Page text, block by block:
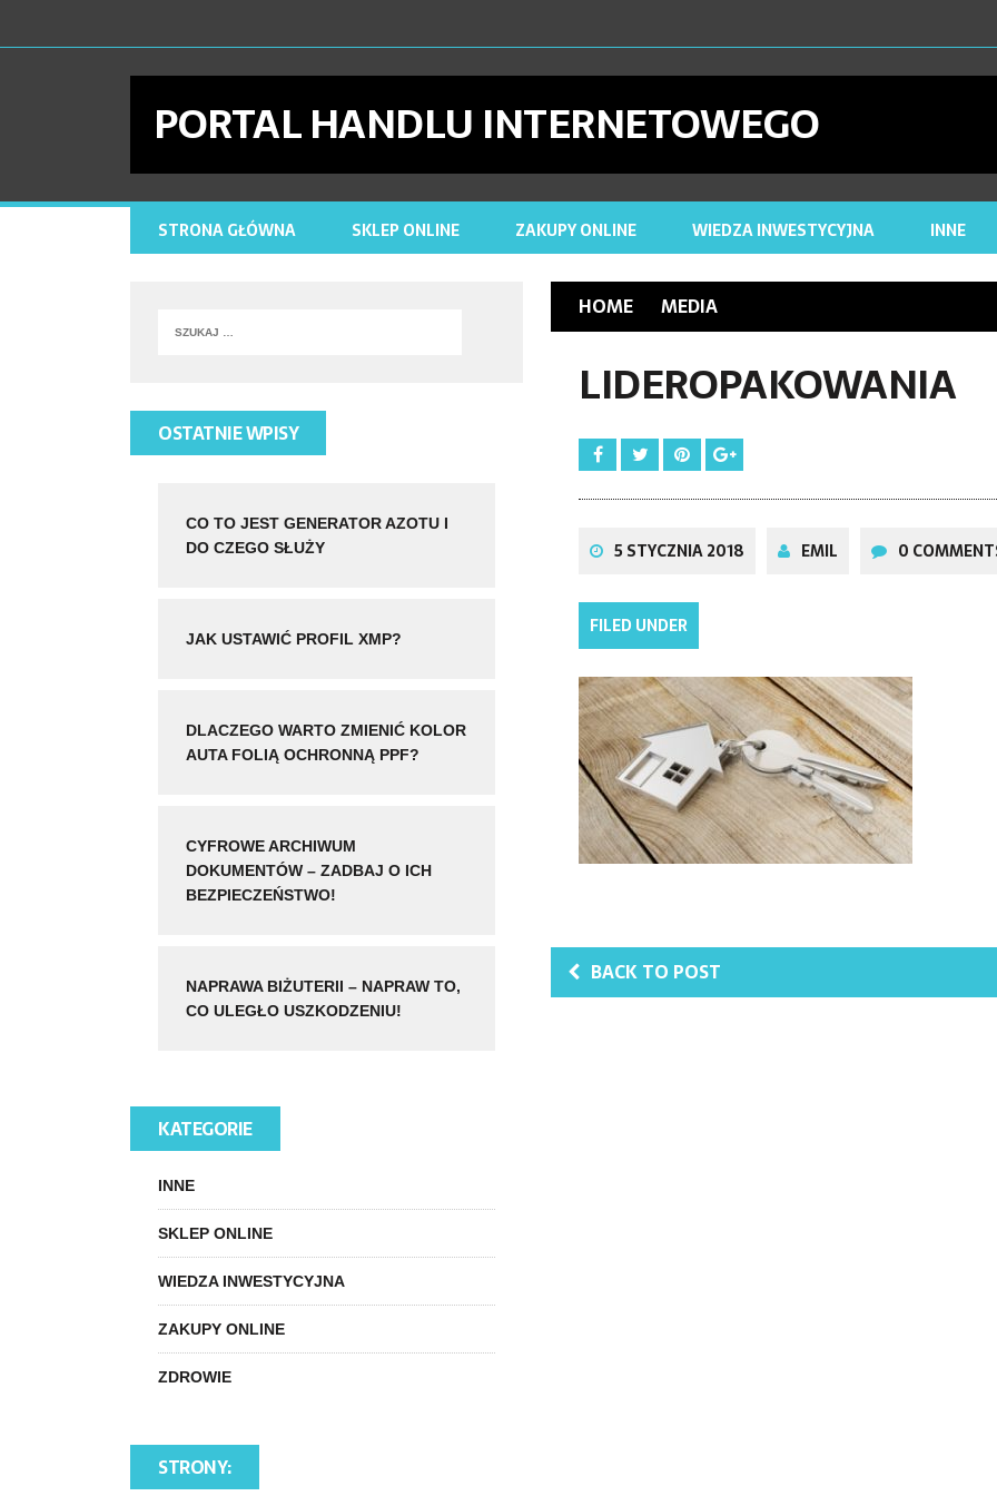
PORTAL HANDLU INTERNETOWEGO
STRONA GŁÓWNA SKLEP ONLINE ZAKUPY ONLINE WIEDZA INWESTYCYJNA INNE
HOME MEDIA
LIDEROPAKOWANIA
5 STYCZNIA 2018 EMIL 0
FILED UNDER
BACK TO POST
OSTATNIE WPISY
CO TO JEST GENERATOR AZOTU I
DO CZEGO SŁUŻY
JAK USTAWIĆ PROFIL XMP?
DLACZEGO WARTO ZMIENIĆ KOLOR
AUTA FOLIĄ OCHRONNĄ PPF?
CYFROWE ARCHIWUM
DOKUMENTÓW – ZADBAJ O ICH
BEZPIECZEŃSTWO!
NAPRAWA BIŻUTERII – NAPRAW TO,
CO ULEGŁO USZKODZENIU!
KATEGORIE
INNE
SKLEP ONLINE
WIEDZA INWESTYCYJNA
ZAKUPY ONLINE
ZDROWIE
STRONY: